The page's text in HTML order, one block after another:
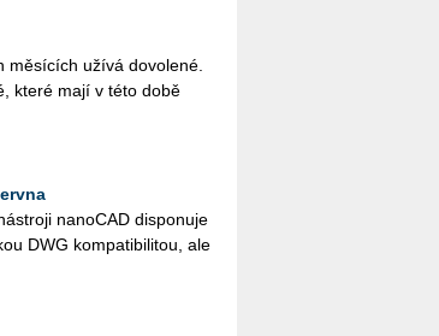
mě­sí­cích užívá do­vo­le­né.
které mají v této době
na­no­CAD dis­po­nu­je
DWG kom­pa­ti­bi­li­tou, ale